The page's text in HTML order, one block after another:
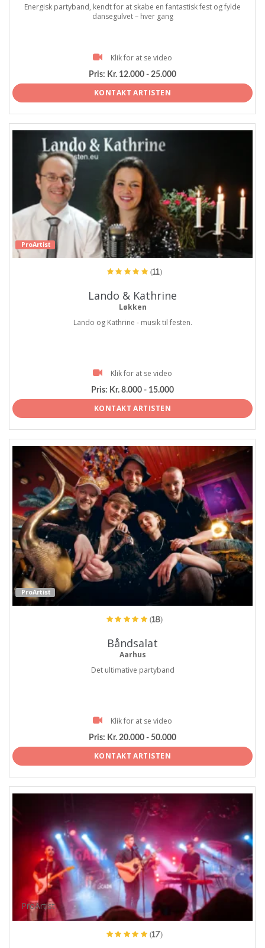
Energisk partyband, kendt for at skabe en fantastisk fest og fylde
dansegulvet – hver gang
Klik for at se video
Pris: Kr. 12.000 - 25.000
KONTAKT ARTISTEN
ProArtist
(11)
Lando & Kathrine
Løkken
Lando og Kathrine - musik til festen.
Klik for at se video
Pris: Kr. 8.000 - 15.000
KONTAKT ARTISTEN
ProArtist
(18)
Båndsalat
Aarhus
Det ultimative partyband
Klik for at se video
Pris: Kr. 20.000 - 50.000
KONTAKT ARTISTEN
ProArtist
(17)